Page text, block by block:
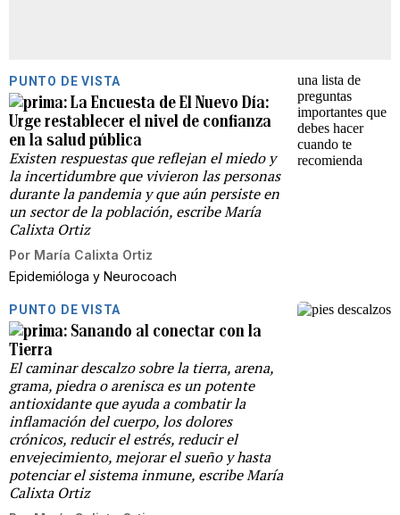
PUNTO DE VISTA
La Encuesta de El Nuevo Día:
Urge restablecer el nivel de confianza
en la salud pública
Existen respuestas que reflejan el miedo y
la incertidumbre que vivieron las personas
durante la pandemia y que aún persiste en
un sector de la población, escribe María
Calixta Ortiz
Por María Calixta Ortiz
Epidemióloga y Neurocoach
PUNTO DE VISTA
Sanando al conectar con la
Tierra
El caminar descalzo sobre la tierra, arena,
grama, piedra o arenisca es un potente
antioxidante que ayuda a combatir la
inflamación del cuerpo, los dolores
crónicos, reducir el estrés, reducir el
envejecimiento, mejorar el sueño y hasta
potenciar el sistema inmune, escribe María
Calixta Ortiz